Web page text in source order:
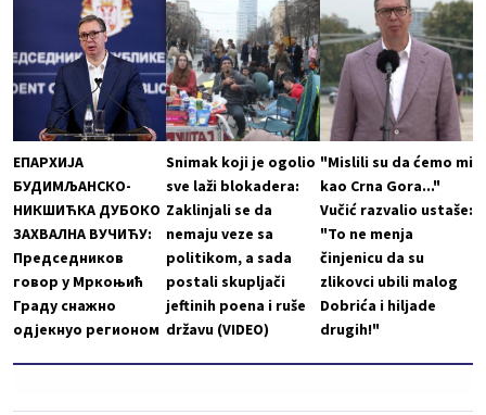
ЕПАРХИЈА
БУДИМЉАНСКО-
НИКШИЋКА ДУБОКО
ЗАХВАЛНА ВУЧИЋУ:
Председников
говор у Мркоњић
Граду снажно
одјекнуо регионом
Snimak koji je ogolio
sve laži blokadera:
Zaklinjali se da
nemaju veze sa
politikom, a sada
postali skupljači
jeftinih poena i ruše
državu (VIDEO)
"Mislili su da ćemo mi
kao Crna Gora..."
Vučić razvalio ustaše:
"To ne menja
činjenicu da su
zlikovci ubili malog
Dobrića i hiljade
drugih!"